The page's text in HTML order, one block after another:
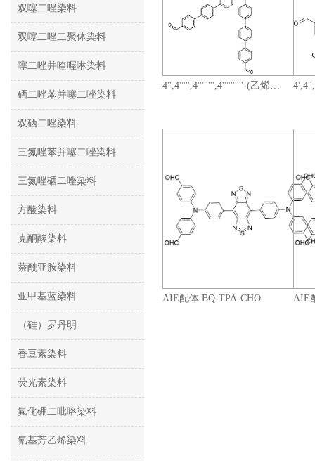
双噻二唑染料
双噻二唑二聚体染料
噻二唑并喹喔啉染料
硒二唑苯并噻二唑染料
双硒二唑染料
三氮唑苯并噻二唑染料
三氮唑硒二唑染料
方酸染料
克酮酸染料
萘酰亚胺染料
亚甲基蓝染料
（硅）罗丹明
香豆素染料
荧光素染料
氟化硼二吡咯染料
氰基芳乙烯染料
4'',4''''',4'''''''',4''''''''''-(乙烯-1,1,2,2-四烷基)四(( [1,1':4',1''-三联苯]-4-甲醛))
AIE配体 BQ-TPA-CHO AIE